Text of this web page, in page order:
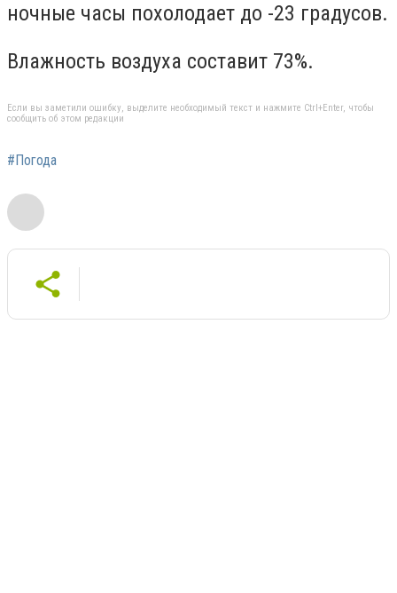
ночные часы похолодает до -23 градусов.
Влажность воздуха составит 73%.
Если вы заметили ошибку, выделите необходимый текст и нажмите Ctrl+Enter, чтобы
сообщить об этом редакции
#Погода